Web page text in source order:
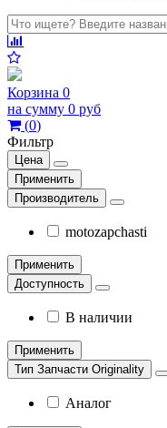
Корзина 0
на сумму 0 руб
(0)
Фильтр
Цена
Применить
Производитель
motozapchasti
Применить
Доступность
В наличии
Применить
Тип Запчасти Originality
Аналог